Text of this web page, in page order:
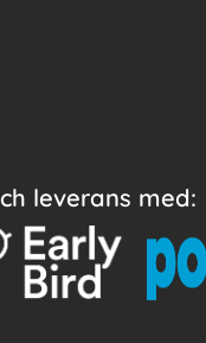
leverans med: